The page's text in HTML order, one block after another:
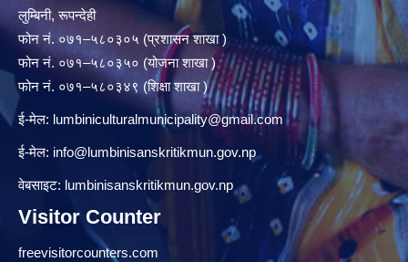
लुम्बिनी, रूपन्देही
फोन नं. ०७१–५८०३०५ (प्रशासन शाखा )
फोन नं. ०७१–५८०३५० (योजना शाखा )
फोन नं. ०७१–५८०३४९ (शिक्षा शाखा )
ई-मेल: lumbiniculturalmunicipality@gmail.com
ई-मेल: info@lumbinisanskritikmun.gov.np
वेबसाइट: lumbinisanskritikmun.gov.np
Visitor Counter
freevisitorcounters.com